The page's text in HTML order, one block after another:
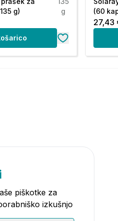
g)
g
(60
27,43
piškotke za
izkušnjo